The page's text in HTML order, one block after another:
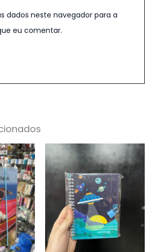
dados neste navegador para a
eu comentar.